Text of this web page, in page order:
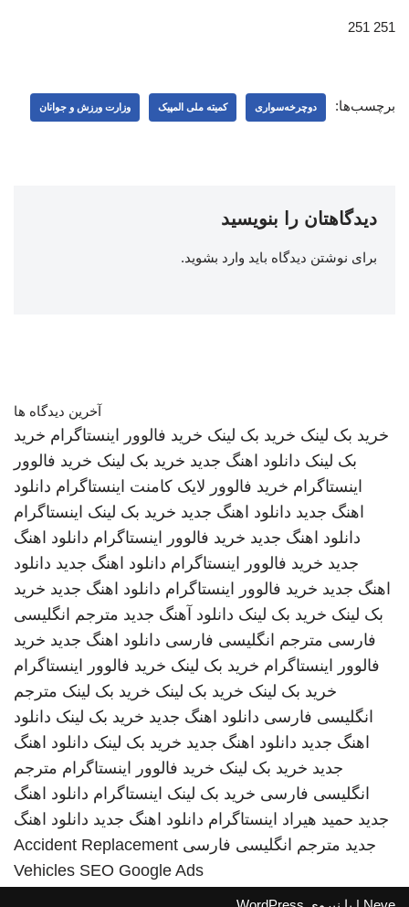
251 251
برچسب‌ها: دوچرخه‌سواری کمیته ملی المپیک وزارت ورزش و جوانان
دیدگاهتان را بنویسید
برای نوشتن دیدگاه باید وارد بشوید.
آخرین دیدگاه ها
خرید بک لینک خرید بک لینک خرید فالوور اینستاگرام خرید
بک لینک دانلود اهنگ جدید خرید بک لینک خرید فالوور
اینستاگرام خرید فالوور لایک کامنت اینستاگرام دانلود
اهنگ جدید دانلود اهنگ جدید خرید بک لینک اینستاگرام
دانلود اهنگ جدید خرید فالوور اینستاگرام دانلود اهنگ
جدید خرید فالوور اینستاگرام دانلود اهنگ جدید دانلود
اهنگ جدید خرید فالوور اینستاگرام دانلود اهنگ جدید خرید
بک لینک خرید بک لینک دانلود آهنگ جدید مترجم انگلیسی
فارسی مترجم انگلیسی فارسی دانلود اهنگ جدید خرید
فالوور اینستاگرام خرید بک لینک خرید فالوور اینستاگرام
خرید بک لینک خرید بک لینک خرید بک لینک مترجم
انگلیسی فارسی دانلود اهنگ جدید خرید بک لینک دانلود
اهنگ جدید دانلود اهنگ جدید خرید بک لینک دانلود اهنگ
جدید خرید بک لینک خرید فالوور اینستاگرام مترجم
انگلیسی فارسی خرید بک لینک اینستاگرام دانلود اهنگ
جدید حمید هیراد اینستاگرام دانلود اهنگ جدید دانلود اهنگ
جدید مترجم انگلیسی فارسی Accident Replacement
Vehicles SEO Google Ads